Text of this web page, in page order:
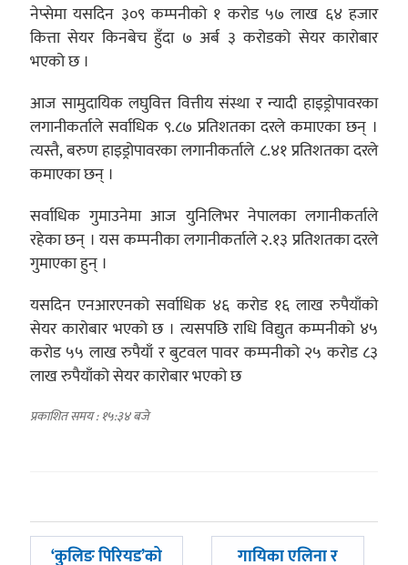
नेप्सेमा यसदिन ३०९ कम्पनीको १ करोड ५७ लाख ६४ हजार
कित्ता सेयर किनबेच हुँदा ७ अर्ब ३ करोडको सेयर कारोबार
भएको छ ।
आज सामुदायिक लघुवित्त वित्तीय संस्था र न्यादी हाइड्रोपावरका
लगानीकर्ताले सर्वाधिक ९.८७ प्रतिशतका दरले कमाएका छन् ।
त्यस्तै, बरुण हाइड्रोपावरका लगानीकर्ताले ८.४१ प्रतिशतका दरले
कमाएका छन् ।
सर्वाधिक गुमाउनेमा आज युनिलिभर नेपालका लगानीकर्ताले
रहेका छन् । यस कम्पनीका लगानीकर्ताले २.१३ प्रतिशतका दरले
गुमाएका हुन् ।
यसदिन एनआरएनको सर्वाधिक ४६ करोड १६ लाख रुपैयाँको
सेयर कारोबार भएको छ । त्यसपछि राधि विद्युत कम्पनीको ४५
करोड ५५ लाख रुपैयाँ र बुटवल पावर कम्पनीको २५ करोड ८३
लाख रुपैयाँको सेयर कारोबार भएको छ
प्रकाशित समय : १५:३४ बजे
पछिल्लाे
‘कुलिङ पिरियड’को
अघिल्लाे
गायिका एलिना र